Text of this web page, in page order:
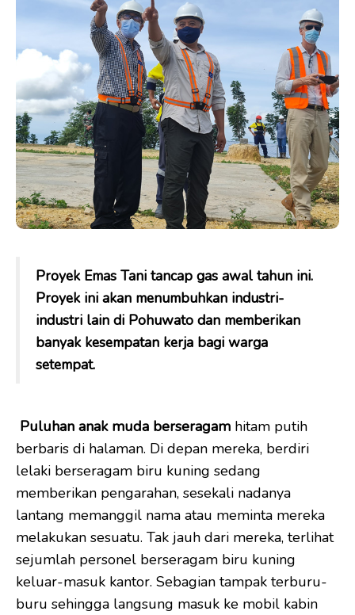
Proyek Emas Tani tancap gas awal tahun ini.
Proyek ini akan menumbuhkan industri-
industri lain di Pohuwato dan memberikan
banyak kesempatan kerja bagi warga
setempat.
Puluhan anak muda berseragam hitam putih
berbaris di halaman. Di depan mereka, berdiri
lelaki berseragam biru kuning sedang
memberikan pengarahan, sesekali nadanya
lantang memanggil nama atau meminta mereka
melakukan sesuatu. Tak jauh dari mereka, terlihat
sejumlah personel berseragam biru kuning
keluar-masuk kantor. Sebagian tampak terburu-
buru sehingga langsung masuk ke mobil kabin